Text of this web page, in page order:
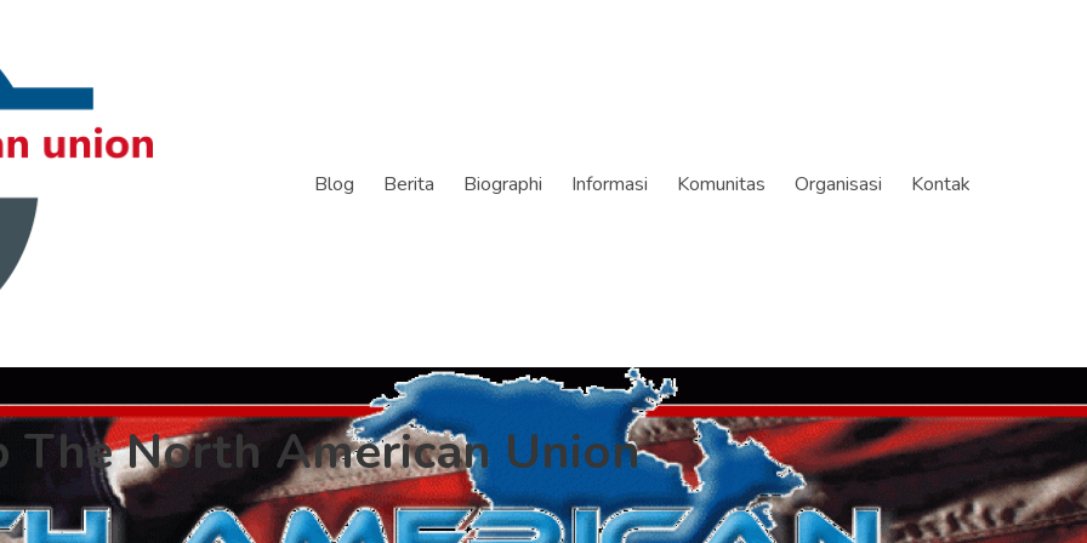
Blog Berita Biographi Informasi Komunitas Organisasi Kontak
The North American Union